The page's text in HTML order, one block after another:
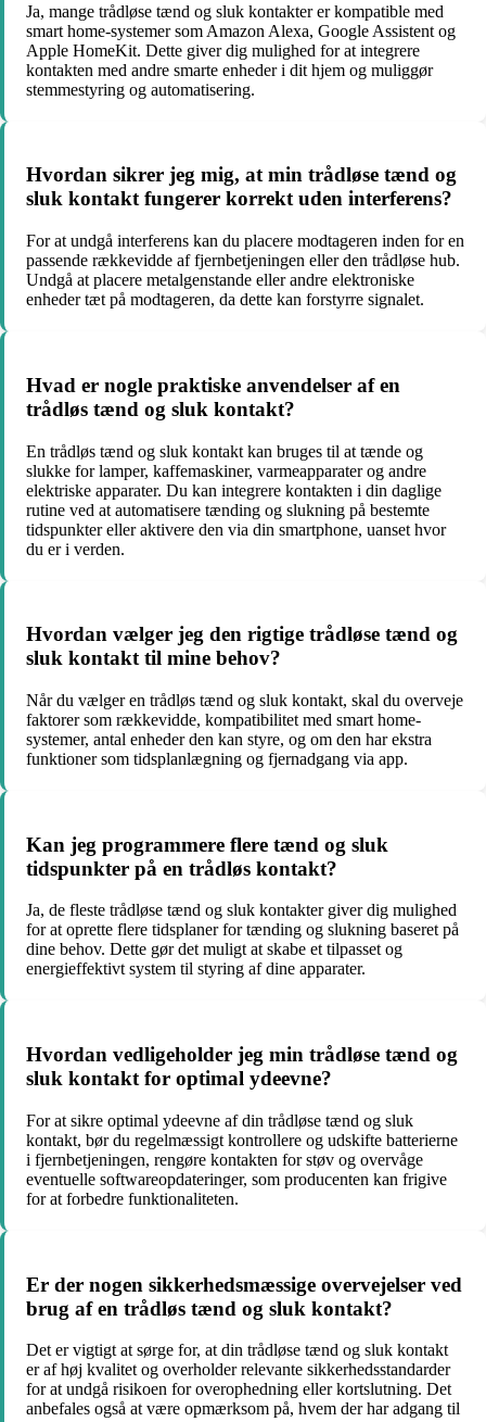
Ja, mange trådløse tænd og sluk kontakter er kompatible med
smart home-systemer som Amazon Alexa, Google Assistent og
Apple HomeKit. Dette giver dig mulighed for at integrere
kontakten med andre smarte enheder i dit hjem og muliggør
stemmestyring og automatisering.
Hvordan sikrer jeg mig, at min trådløse tænd og
sluk kontakt fungerer korrekt uden interferens?
For at undgå interferens kan du placere modtageren inden for en
passende rækkevidde af fjernbetjeningen eller den trådløse hub.
Undgå at placere metalgenstande eller andre elektroniske
enheder tæt på modtageren, da dette kan forstyrre signalet.
Hvad er nogle praktiske anvendelser af en
trådløs tænd og sluk kontakt?
En trådløs tænd og sluk kontakt kan bruges til at tænde og
slukke for lamper, kaffemaskiner, varmeapparater og andre
elektriske apparater. Du kan integrere kontakten i din daglige
rutine ved at automatisere tænding og slukning på bestemte
tidspunkter eller aktivere den via din smartphone, uanset hvor
du er i verden.
Hvordan vælger jeg den rigtige trådløse tænd og
sluk kontakt til mine behov?
Når du vælger en trådløs tænd og sluk kontakt, skal du overveje
faktorer som rækkevidde, kompatibilitet med smart home-
systemer, antal enheder den kan styre, og om den har ekstra
funktioner som tidsplanlægning og fjernadgang via app.
Kan jeg programmere flere tænd og sluk
tidspunkter på en trådløs kontakt?
Ja, de fleste trådløse tænd og sluk kontakter giver dig mulighed
for at oprette flere tidsplaner for tænding og slukning baseret på
dine behov. Dette gør det muligt at skabe et tilpasset og
energieffektivt system til styring af dine apparater.
Hvordan vedligeholder jeg min trådløse tænd og
sluk kontakt for optimal ydeevne?
For at sikre optimal ydeevne af din trådløse tænd og sluk
kontakt, bør du regelmæssigt kontrollere og udskifte batterierne
i fjernbetjeningen, rengøre kontakten for støv og overvåge
eventuelle softwareopdateringer, som producenten kan frigive
for at forbedre funktionaliteten.
Er der nogen sikkerhedsmæssige overvejelser ved
brug af en trådløs tænd og sluk kontakt?
Det er vigtigt at sørge for, at din trådløse tænd og sluk kontakt
er af høj kvalitet og overholder relevante sikkerhedsstandarder
for at undgå risikoen for overophedning eller kortslutning. Det
anbefales også at være opmærksom på, hvem der har adgang til